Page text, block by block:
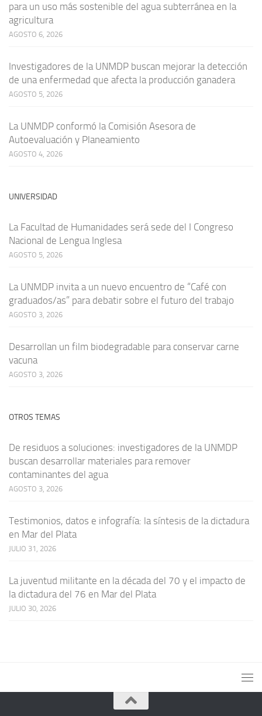
para un uso más sostenible del agua subterránea en la
agricultura
AGOSTO 6, 2026
Investigadores de la UNMDP buscan mejorar la detección
de una enfermedad que afecta la producción ganadera
AGOSTO 5, 2026
La UNMDP conformó la Comisión Asesora de
Autoevaluación y Planeamiento
AGOSTO 4, 2026
UNIVERSIDAD
La Facultad de Humanidades será sede del I Congreso
Nacional de Lengua Inglesa
AGOSTO 5, 2026
La UNMDP invita a un nuevo encuentro de “Café con
graduados/as” para debatir sobre el futuro del trabajo
AGOSTO 3, 2026
Desarrollan un film biodegradable para conservar carne
vacuna
AGOSTO 3, 2026
OTROS TEMAS
De residuos a soluciones: investigadores de la UNMDP
buscan desarrollar materiales para remover
contaminantes del agua
AGOSTO 3, 2026
Testimonios, datos e infografía: la síntesis de la dictadura
en Mar del Plata
JULIO 31, 2026
La juventud militante en la década del 70 y el impacto de
la dictadura del 76 en Mar del Plata
JULIO 30, 2026